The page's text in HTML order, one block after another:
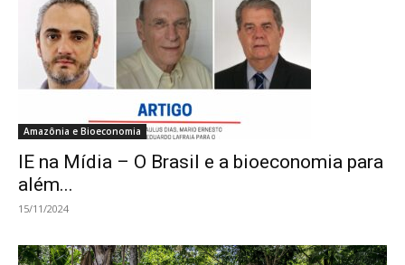
Amazônia e Bioeconomia
IE na Mídia – O Brasil e a bioeconomia para
além...
15/11/2024